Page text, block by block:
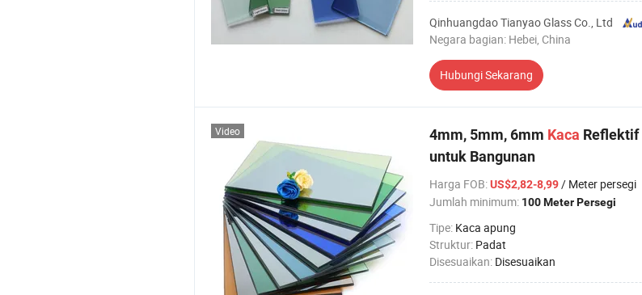
Qinhuangdao Tianyao Glass Co., Ltd
Negara bagian: Hebei, China
Hubungi Sekarang
4mm, 5mm, 6mm Kaca Reflektif
untuk Bangunan
Harga FOB:US$2,82-8,99/ Meter persegi
Jumlah minimum: 100 Meter Persegi
Tipe: Kaca apung
Struktur: Padat
Disesuaikan: Disesuaikan
Video